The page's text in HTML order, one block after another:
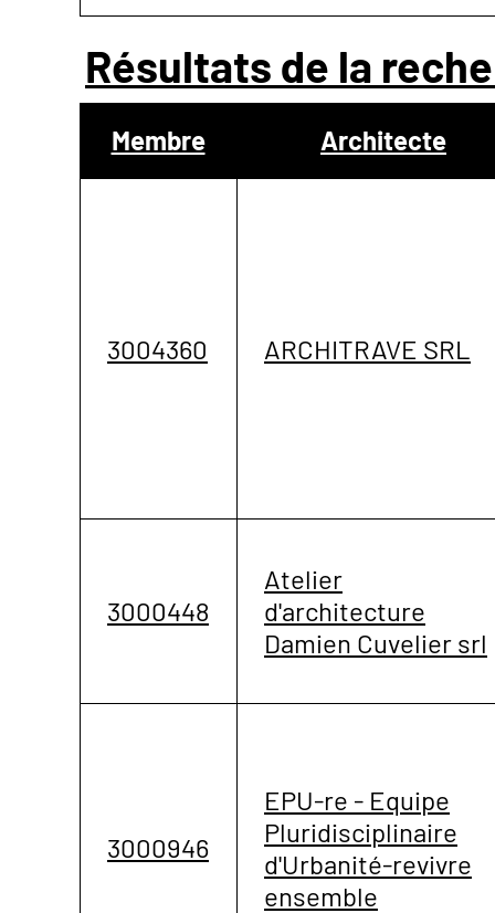
Résultats de la
Membre Architecte
3004360 ARCHITRAVE SRL
3000448
Atelier
d'architecture
Damien Cuvelier srl
3000946
EPU-re - Equipe
Pluridisciplinaire
d'Urbanité-revivre
ensemble